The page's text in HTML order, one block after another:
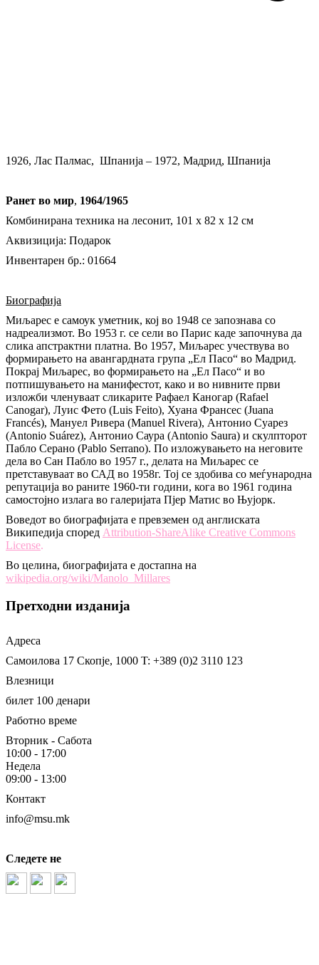
1926, Лас Палмас, Шпанија – 1972, Мадрид, Шпанија
Ранет во мир, 1964/1965
Комбинирана техника на лесонит, 101 x 82 х 12 см
Аквизиција: Подарок
Инвентарен бр.: 01664
Биографија
Миљарес е самоук уметник, кој во 1948 се запознава со
надреализмот. Во 1953 г. се сели во Парис каде започнува да
слика апстрактни платна. Во 1957, Миљарес учествува во
формирањето на авангардната група „Ел Пасо“ во Мадрид.
Покрај Миљарес, во формирањето на „Ел Пасо“ и во
потпишувањето на манифестот, како и во нивните први
изложби членуваат сликарите Рафаел Каногар (Rafael
Canogar), Луис Фето (Luis Feito), Хуана Франсес (Juana
Francés), Мануел Ривера (Manuel Rivera), Антонио Суарез
(Antonio Suárez), Антонио Саура (Antonio Saura) и скулпторот
Пабло Серано (Pablo Serrano). По изложувањето на неговите
дела во Сан Пабло во 1957 г., делата на Миљарес се
претставуваат во САД во 1958г. Тој се здобива со меѓународна
репутација во раните 1960-ти години, кога во 1961 година
самостојно излага во галеријата Пјер Матис во Њујорк.
Воведот во биографијата е превземен од англиската
Википедија според Attribution-ShareAlike Creative Commons
License.
Во целина, биографијата е достапна на
wikipedia.org/wiki/Manolo_Millares
Претходни изданија
Адреса
Самоилова 17 Скопје, 1000 T: +389 (0)2 3110 123
Влезници
билет 100 денари
Работно време
Вторник - Сабота
10:00 - 17:00
Недела
09:00 - 13:00
Контакт
info@msu.mk
Следете не